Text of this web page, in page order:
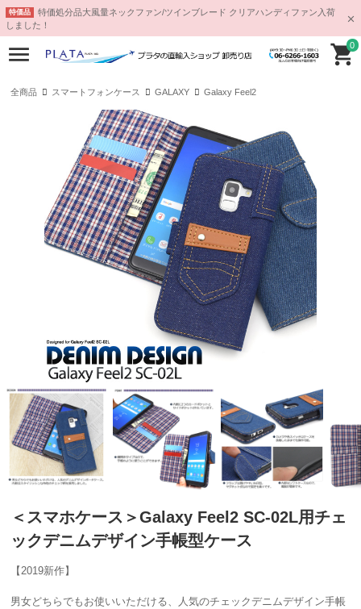
特価品
特価処分品大風量ネックファン/ツインブレード クリアハンディファン入荷
しました！
0
全商品 スマートフォンケース GALAXY Galaxy Feel2
＜スマホケース＞Galaxy Feel2 SC-02L用チェ
ックデニムデザイン手帳型ケース
【2019新作】
男女どちらでもお使いいただける、人気のチェックデニムデザイン手帳